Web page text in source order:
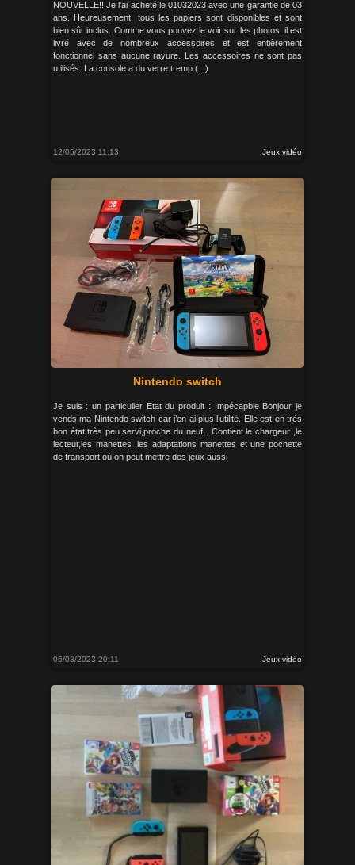
NOUVELLE!! Je l'ai acheté le 01032023 avec une garantie de 03
ans. Heureusement, tous les papiers sont disponibles et sont
bien sûr inclus. Comme vous pouvez le voir sur les photos, il est
livré avec de nombreux accessoires et est entièrement
fonctionnel sans aucune rayure. Les accessoires ne sont pas
utilisés. La console a du verre tremp (...)
12/05/2023 11:13 Jeux vidéo
Nintendo switch
Je suis : un particulier Etat du produit : Impécapble Bonjour je
vends ma Nintendo switch car j’en ai plus l’utilité. Elle est en très
bon état,très peu servi,proche du neuf . Contient le chargeur ,le
lecteur,les manettes ,les adaptations manettes et une pochette
de transport où on peut mettre des jeux aussi
06/03/2023 20:11 Jeux vidéo